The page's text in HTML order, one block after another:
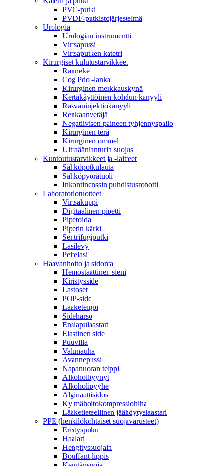
PVC-putki
PVDF-putkistojärjestelmä
Urologia
Urologian instrumentti
Virtsapussi
Virtsaputken katetri
Kirurgiset kulutustarvikkeet
Ranneke
Cog Pdo -lanka
Kirurginen merkkauskynä
Kertakäyttöinen kohdun kanyyli
Rasvaninjektiokanyyli
Renkaanvetäjä
Negatiivisen paineen tyhjennyspallo
Kirurginen terä
Kirurginen ommel
Ultraäänianturin suojus
Kuntoutustarvikkeet ja -laitteet
Sähköpotkulauta
Sähköpyörätuoli
Inkontinenssin puhdistusrobotti
Laboratoriotuotteet
Virtsakuppi
Digitaalinen pipetti
Pipetoida
Pipetin kärki
Sentrifugiputki
Lasilevy
Peitelasi
Haavanhoito ja sidonta
Hemostaattinen sieni
Kiristysside
Lastoset
POP-side
Lääketeippi
Sideharso
Ensiapulaastari
Elastinen side
Puuvilla
Valunauha
Avannepussi
Napanuoran teippi
Alkoholityynyt
Alkoholipyyhe
Alginaattisidos
Kylmähoitokompressiohiha
Lääketieteellinen jäähdytyslaastari
PPE (henkilökohtaiset suojavarusteet)
Eristyspuku
Haalari
Hengityssuojain
Bouffant-lippis